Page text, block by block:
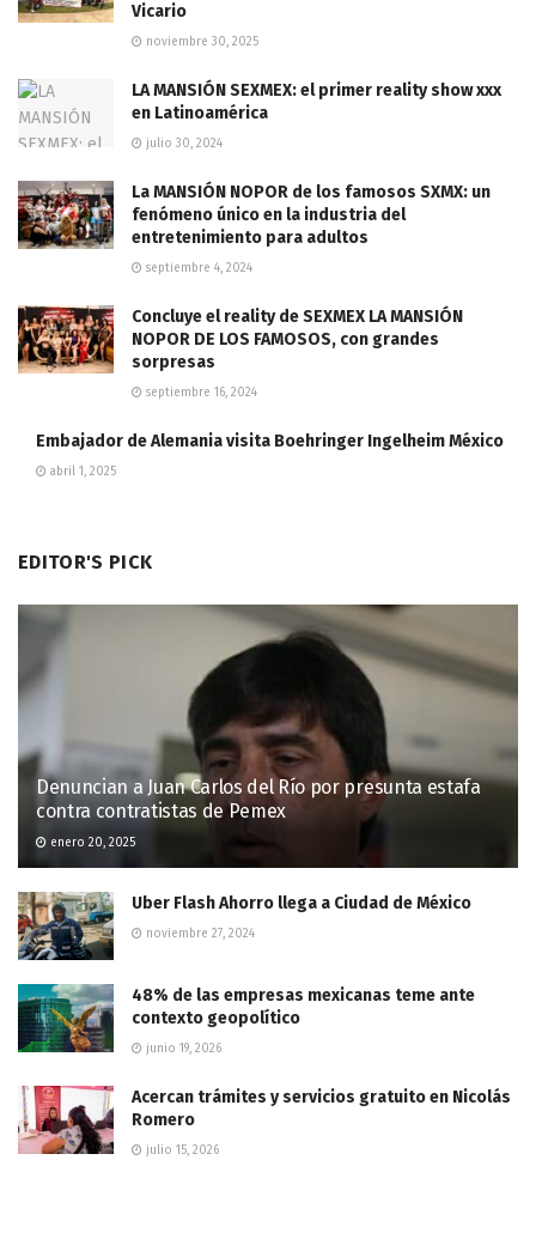
Vicario
noviembre 30, 2025
LA MANSIÓN SEXMEX: el primer reality show xxx
en Latinoamérica
julio 30, 2024
La MANSIÓN NOPOR de los famosos SXMX: un
fenómeno único en la industria del
entretenimiento para adultos
septiembre 4, 2024
Concluye el reality de SEXMEX LA MANSIÓN
NOPOR DE LOS FAMOSOS, con grandes
sorpresas
septiembre 16, 2024
Embajador de Alemania visita Boehringer Ingelheim México
abril 1, 2025
EDITOR'S PICK
Denuncian a Juan Carlos del Río por presunta estafa
contra contratistas de Pemex
enero 20, 2025
Uber Flash Ahorro llega a Ciudad de México
noviembre 27, 2024
48% de las empresas mexicanas teme ante
contexto geopolítico
junio 19, 2026
Acercan trámites y servicios gratuito en Nicolás
Romero
julio 15, 2026